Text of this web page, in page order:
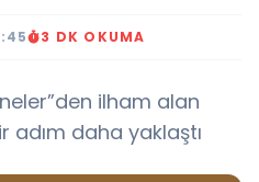
3 DK OKUMA
ilham alan
adım daha yaklaştı